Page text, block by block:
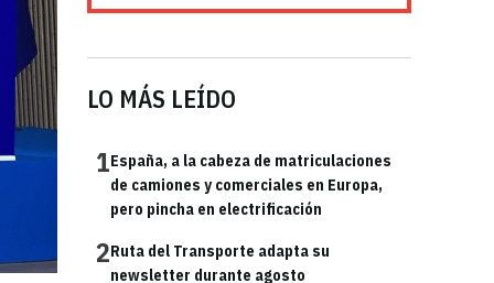
LO MÁS LEÍDO
1España, a la cabeza de matriculaciones
de camiones y comerciales en Europa,
pero pincha en electrificación
2Ruta del Transporte adapta su
newsletter durante agosto